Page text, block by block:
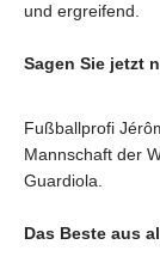
und ergreifend.
Sagen Sie jetzt
Fußballprofi
Mannschaft der
Guardiola.
Das Beste aus